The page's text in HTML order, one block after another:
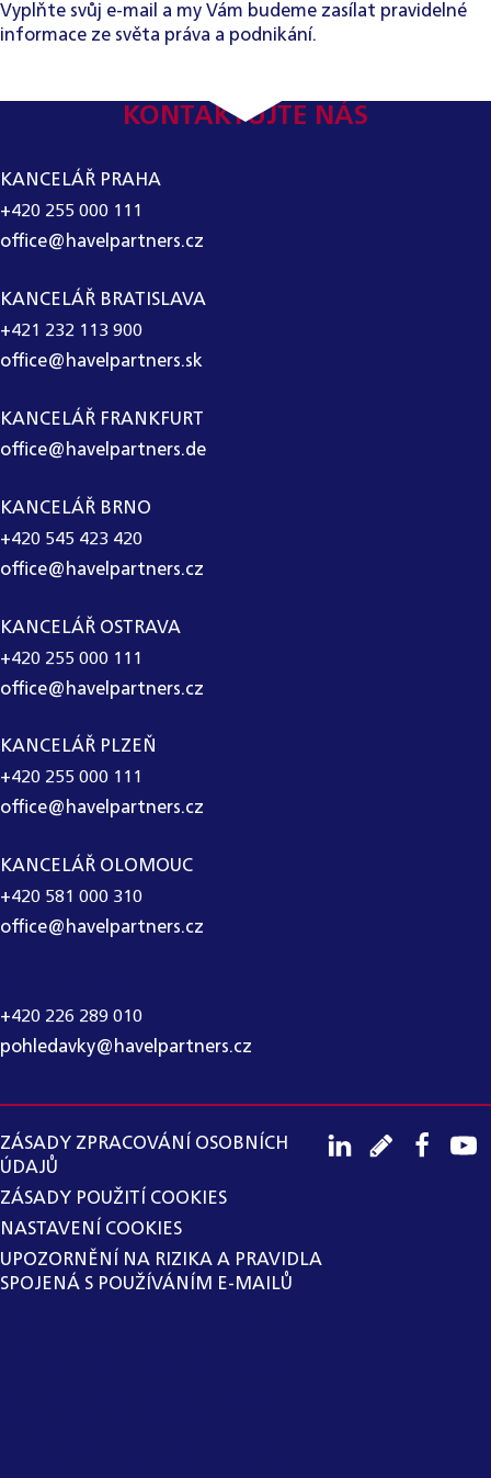
Vyplňte svůj e-mail a my Vám budeme zasílat pravidelné
informace ze světa práva a podnikání.
KONTAKTUJTE NÁS
KANCELÁŘ PRAHA
+420 255 000 111
office@havelpartners.cz
KANCELÁŘ BRATISLAVA
+421 232 113 900
office@havelpartners.sk
KANCELÁŘ FRANKFURT
office@havelpartners.de
KANCELÁŘ BRNO
+420 545 423 420
office@havelpartners.cz
KANCELÁŘ OSTRAVA
+420 255 000 111
office@havelpartners.cz
KANCELÁŘ PLZEŇ
+420 255 000 111
office@havelpartners.cz
KANCELÁŘ OLOMOUC
+420 581 000 310
office@havelpartners.cz
+420 226 289 010
pohledavky@havelpartners.cz
ZÁSADY ZPRACOVÁNÍ OSOBNÍCH
ÚDAJŮ
ZÁSADY POUŽITÍ COOKIES
NASTAVENÍ COOKIES
UPOZORNĚNÍ NA RIZIKA A PRAVIDLA
SPOJENÁ S POUŽÍVÁNÍM E-MAILŮ